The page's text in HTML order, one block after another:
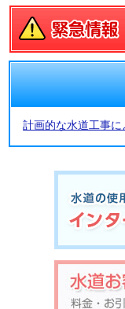
計画的な水道工事に